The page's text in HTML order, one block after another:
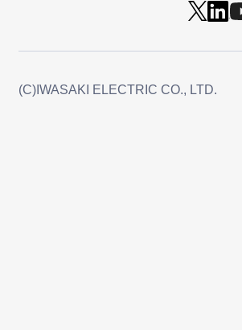
(C)IWASAKI ELECTRIC CO., LTD.